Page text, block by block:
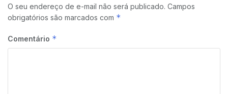
O seu endereço de e-mail não será publicado. Campos
obrigatórios são marcados com *
Comentário *